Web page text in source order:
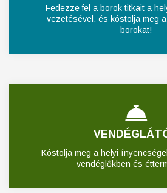
Fedezze fel a borok titkait a
vezetésével, és kóstolja meg
borokat!
Kóstolja meg a helyi
vendéglőkben és